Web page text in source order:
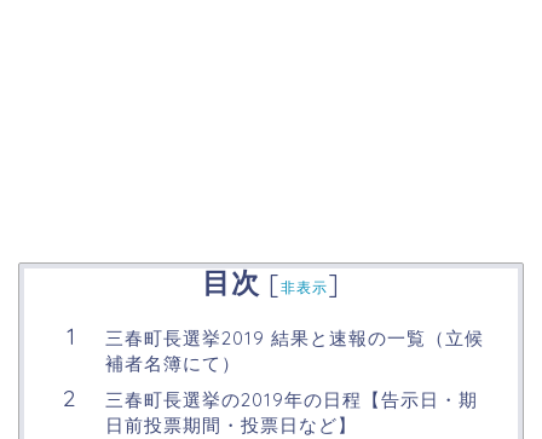
目次 [非表示]
三春町長選挙2019 結果と速報の一覧（立候
補者名簿にて）
三春町長選挙の2019年の日程【告示日・期
日前投票期間・投票日など】